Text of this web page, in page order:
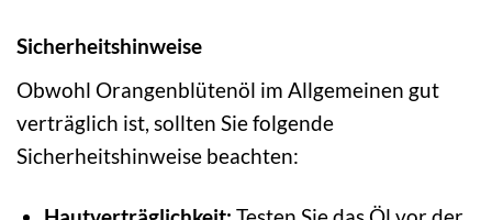
Sicherheitshinweise
Obwohl Orangenblütenöl im Allgemeinen gut
verträglich ist, sollten Sie folgende
Sicherheitshinweise beachten: